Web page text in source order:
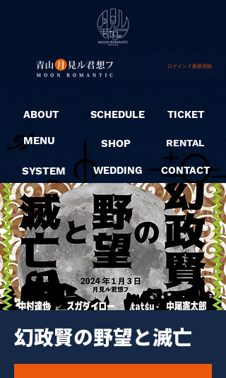
ログイン / 新規登録
ABOUT
MENU
SYSTEM
SCHEDULE
SHOP
WEDDING
TICKET
RENTAL
CONTACT
幻政賢の野望と滅亡